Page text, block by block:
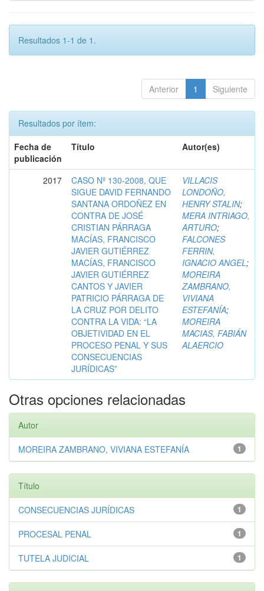
Resultados 1-1 de 1.
Anterior 1 Siguiente
Resultados por ítem:
Fecha de
publicación
Título Autor(es)
2017
CASO Nº 130-2008, QUE
SIGUE DAVID FERNANDO
SANTANA ORDOÑEZ EN
CONTRA DE JOSÉ
CRISTIAN PÁRRAGA
MACÍAS, FRANCISCO
JAVIER GUTIÉRREZ
MACÍAS, FRANCISCO
JAVIER GUTIÉRREZ
CANTOS Y JAVIER
PATRICIO PÁRRAGA DE
LA CRUZ POR DELITO
CONTRA LA VIDA: “LA
OBJETIVIDAD EN EL
PROCESO PENAL Y SUS
CONSECUENCIAS
JURÍDICAS”
VILLACIS
LONDOÑO,
HENRY STALIN;
MERA INTRIAGO,
ARTURO;
FALCONES
FERRIN,
IGNACIO ANGEL;
MOREIRA
ZAMBRANO,
VIVIANA
ESTEFANÍA;
MOREIRA
MACIAS, FABIÁN
ALAERCIO
Otras opciones relacionadas
Autor
1
MOREIRA ZAMBRANO, VIVIANA ESTEFANÍA
Título
1
CONSECUENCIAS JURÍDICAS
1
PROCESAL PENAL
1
TUTELA JUDICIAL